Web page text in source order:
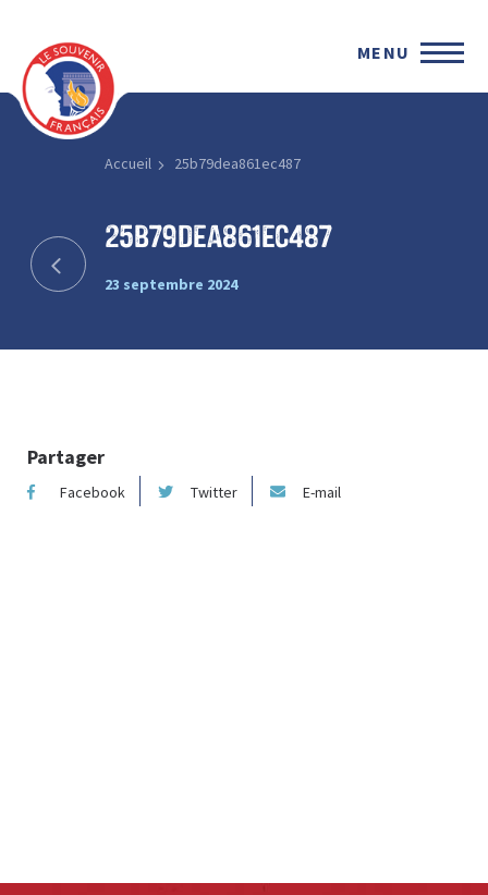
MENU
Accueil 25b79dea861ec487
25b79dea861ec487
23 septembre 2024
Partager
Facebook Twitter E-mail